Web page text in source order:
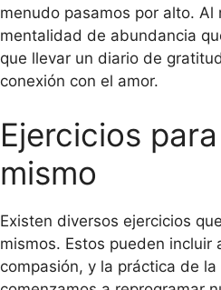
menudo pasamos por alto.
mentalidad de abundancia
que llevar un diario de
conexión con el amor.
Ejercicios
mismo
Existen diversos ejercicios
mismos. Estos pueden
compasión, y la práctica de